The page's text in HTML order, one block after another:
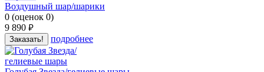
Воздушный шар/шарики
0 (оценок 0)
9 890 руб.
Заказать! подробнее